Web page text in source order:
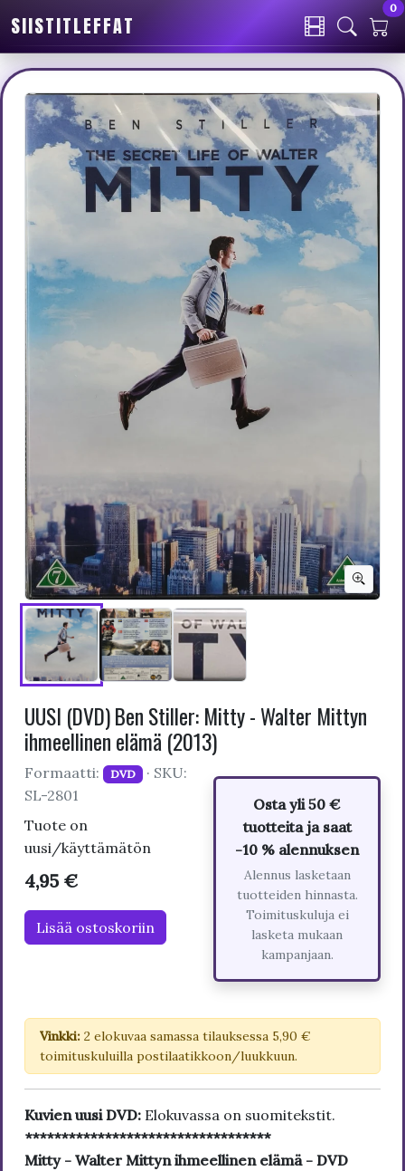
SIISTITLEFFAT
0
UUSI (DVD) Ben Stiller: Mitty - Walter Mittyn
ihmeellinen elämä (2013)
Formaatti: DVD · SKU:
SL-2801
Tuote on
uusi/käyttämätön
4,95 €
Lisää ostoskoriin
Osta yli 50 €
tuotteita ja saat
-10 % alennuksen
Alennus lasketaan
tuotteiden hinnasta.
Toimituskuluja ei
lasketa mukaan
kampanjaan.
Vinkki: 2 elokuvaa samassa tilauksessa 5,90 €
toimituskuluilla postilaatikkoon/luukkuun.
Kuvien uusi DVD: Elokuvassa on suomitekstit.
**********************************
Mitty - Walter Mittyn ihmeellinen elämä - DVD